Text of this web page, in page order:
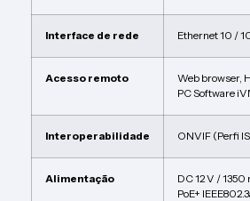
Interface de rede Ethernet 10 /
Acesso remoto
Web browser,
PC Software
Interoperabilidade ONVIF (Perfi
Alimentação
DC 12 V /
PoE+